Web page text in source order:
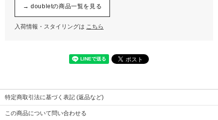
→ doubletの商品一覧を見る
入荷情報・スタイリングは こちら
特定商取引法に基づく表記 (返品など)
この商品について問い合わせる